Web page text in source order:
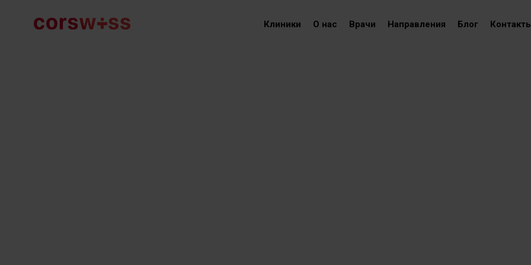
Клиники О нас Врачи Направления Блог